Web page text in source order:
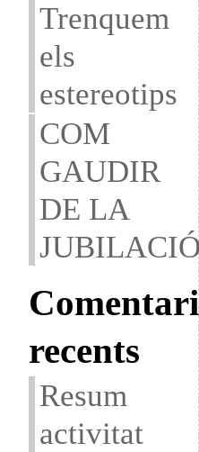
Trenquem
els
estereotips
COM
GAUDIR
DE LA
JUBILACIÓ
recents
Resum
activitat